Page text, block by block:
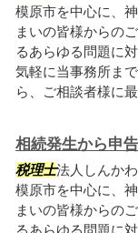
模原市を中心に、
まいの皆様からの
るあらゆる問題に
気軽に当事務所ま
ら、ご相談者様に
相続発生から申
税理士法人しんかわ
模原市を中心に、
まいの皆様からの
るあらゆる問題に